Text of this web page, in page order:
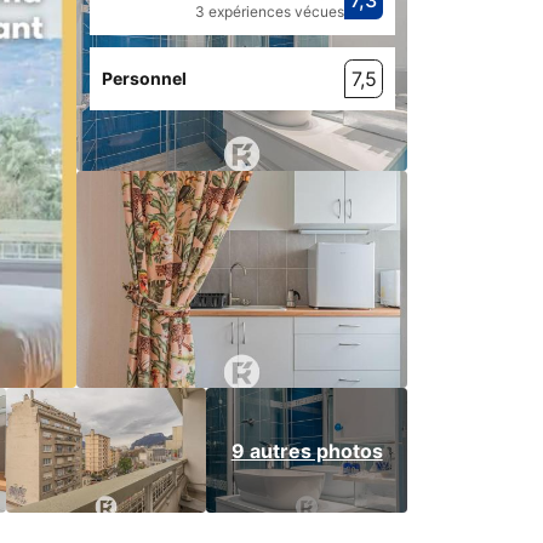
9 autres photos
Avec une
bien
3 expériences vécues
Personnel 7,5